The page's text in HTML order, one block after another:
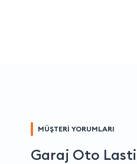
MÜŞTERİ YORUMLARI
Garaj Oto